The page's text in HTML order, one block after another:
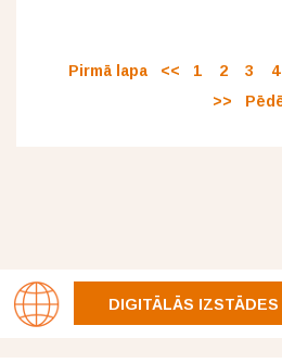
Pirmā lapa << 1 2 3 4
>>
DIGITĀLĀS IZSTĀDES